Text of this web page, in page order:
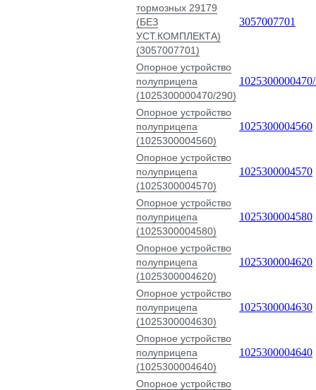
тормозных 29179
(БЕЗ
УСТ.КОМПЛЕКТА)
(3057007701)
3057007701
Опорное устройство
полуприцепа
(1025300000470/290)
Опорное устройство
полуприцепа
(1025300004560)
1025300004560
Опорное устройство
полуприцепа
(1025300004570)
1025300004570
Опорное устройство
полуприцепа
(1025300004580)
1025300004580
Опорное устройство
полуприцепа
(1025300004620)
1025300004620
Опорное устройство
полуприцепа
(1025300004630)
1025300004630
Опорное устройство
полуприцепа
(1025300004640)
1025300004640
Опорное устройство